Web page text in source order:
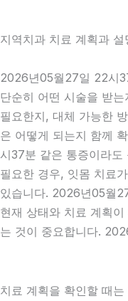
지역치과 치료 계획과
2026년05월27일 22시
단순히 어떤 시술을 받
필요한지, 대체 가능한
은 어떻게 되는지 함께
시37분 같은 통증이라
필요한 경우, 잇몸 치료
있습니다. 2026년05월
현재 상태와 치료 계획
는 것이 중요합니다.
치료 계획을 확인할 때